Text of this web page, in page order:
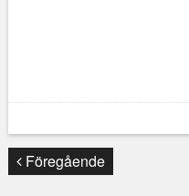
Föregående